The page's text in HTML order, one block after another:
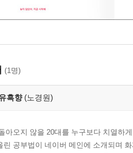
(1명)
흑향 (노경원)
아오지 않을 20대를 누구보다 치열하
린 공부법이 네이버 메인에 소개되며